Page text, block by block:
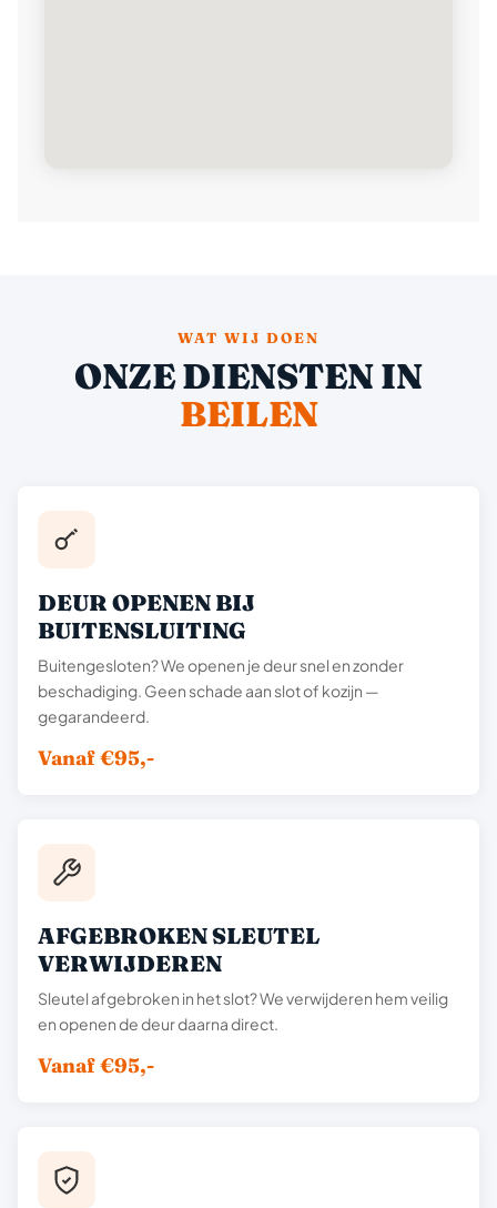
WAT WIJ DOEN
ONZE DIENSTEN IN
BEILEN
DEUR OPENEN BIJ
BUITENSLUITING
Buitengesloten? We openen je deur snel en zonder
beschadiging. Geen schade aan slot of kozijn —
gegarandeerd.
Vanaf €95,-
AFGEBROKEN SLEUTEL
VERWIJDEREN
Sleutel afgebroken in het slot? We verwijderen hem veilig
en openen de deur daarna direct.
Vanaf €95,-